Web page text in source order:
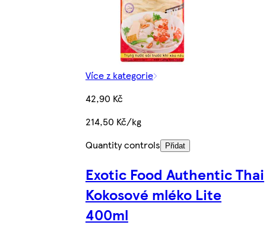
Více z kategorie
42,90 Kč
214,50 Kč/kg
Quantity controls
Přidat
Exotic Food Authentic Thai
Kokosové mléko Lite
400ml